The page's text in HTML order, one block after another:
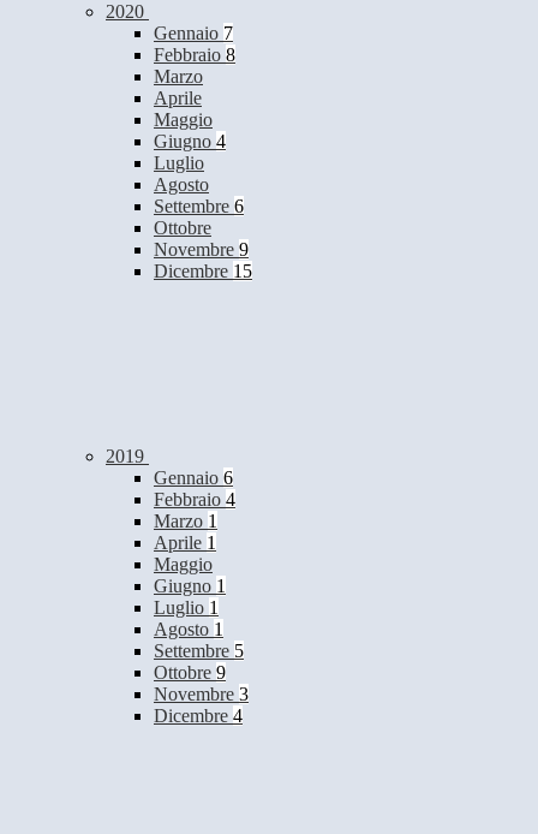
2020
Gennaio 7
Febbraio 8
Marzo
Aprile
Maggio
Giugno 4
Luglio
Agosto
Settembre 6
Ottobre
Novembre 9
Dicembre 15
2019
Gennaio 6
Febbraio 4
Marzo 1
Aprile 1
Maggio
Giugno 1
Luglio 1
Agosto 1
Settembre 5
Ottobre 9
Novembre 3
Dicembre 4